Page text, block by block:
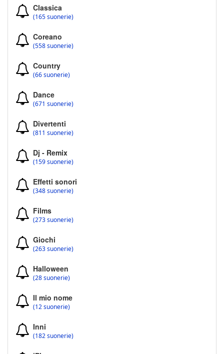
Classica
(165 suonerie)
Coreano
(558 suonerie)
Country
(66 suonerie)
Dance
(671 suonerie)
Divertenti
(811 suonerie)
Dj - Remix
(159 suonerie)
Effetti sonori
(348 suonerie)
Films
(273 suonerie)
Giochi
(263 suonerie)
Halloween
(28 suonerie)
Il mio nome
(12 suonerie)
Inni
(182 suonerie)